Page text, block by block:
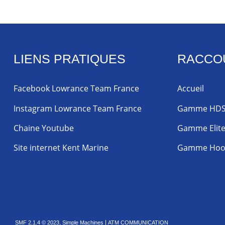
LIENS PRATIQUES
Facebook Lowrance Team France
Instagram Lowrance Team France
Chaine Youtube
Site internet Kent Marine
Accueil
Gamme HDS
Gamme Elite
Gamme
SMF 2.1.4 © 2023, Simple Machines ATM COMMUNICATION